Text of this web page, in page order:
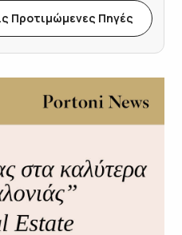
Προτιμώμενες Πηγές